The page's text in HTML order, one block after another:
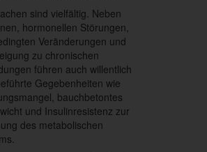
sind vielfältig. Neben
hormonellen Störungen,
Veränderungen und
zu chronischen
führen auch willentlich
Gegebenheiten wie
bauchbetontes
und Insulinresistenz zur
des metabolischen